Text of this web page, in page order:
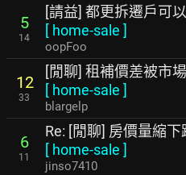
5
14
[請益] 都更拆遷戶可
[ home-sale ]
oopFoo
12
33
[閒聊] 租補價差被市
[ home-sale ]
blargelp
6
11
Re: [閒聊] 房價量縮
[ home-sale ]
jinso7410